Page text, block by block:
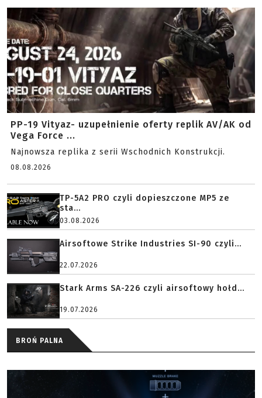
PP-19 Vityaz- uzupełnienie oferty replik AV/AK od
Vega Force ...
Najnowsza replika z serii Wschodnich Konstrukcji.
08.08.2026
TP-5A2 PRO czyli dopieszczone MP5 ze
sta...
03.08.2026
Airsoftowe Strike Industries SI-90 czyli...
22.07.2026
Stark Arms SA-226 czyli airsoftowy hołd...
19.07.2026
BROŃ PALNA